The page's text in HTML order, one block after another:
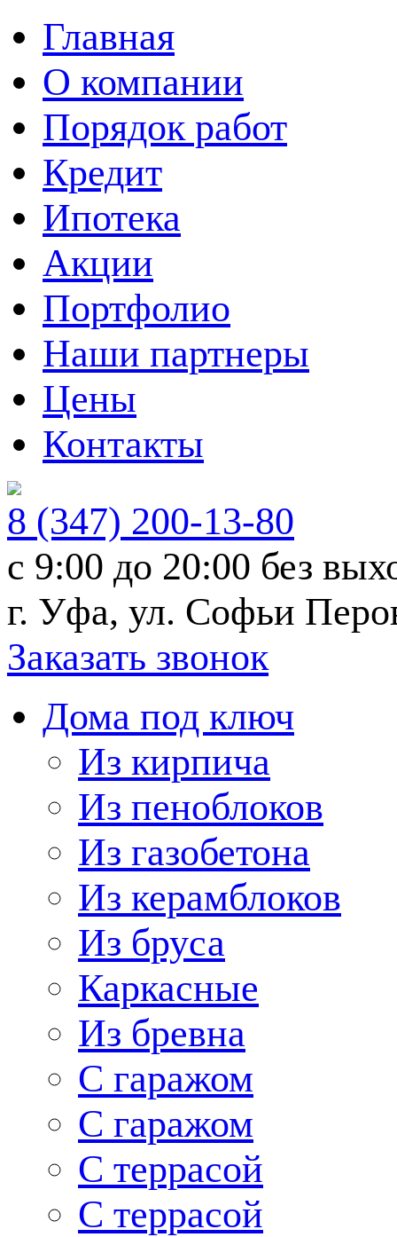
Главная
О компании
Порядок работ
Кредит
Ипотека
Акции
Портфолио
Наши партнеры
Цены
Контакты
8 (347) 200-13-80
с 9:00 до 20:00 без
г. Уфа, ул. Софьи
Заказать звонок
Дома под ключ
Из кирпича
Из пеноблоков
Из газобетона
Из керамблоков
Из бруса
Каркасные
Из бревна
С гаражом
С гаражом
С террасой
С террасой